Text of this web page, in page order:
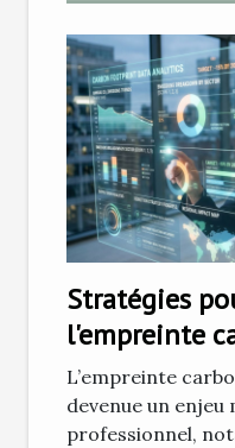
Stratégies
l'empreinte
L’empreinte
devenue un
professionnel,